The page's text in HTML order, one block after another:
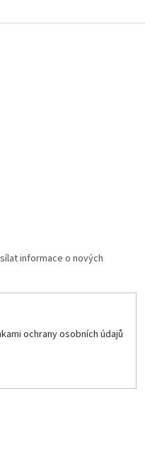
informace o nových
ochrany osobních údajů